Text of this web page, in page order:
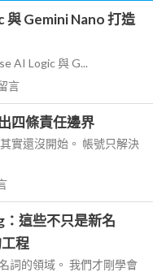
Gemini Nano 打造
AI Logic 與 G...
言
四條責任邊界
實還沒開始。 帳號只解決
這些不只是新名
程
詞的領域。 我們才剛學會